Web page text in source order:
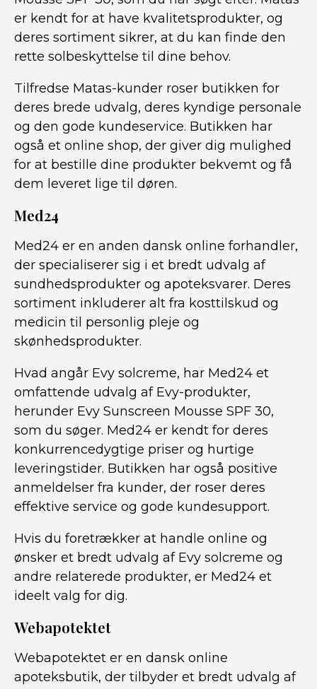
er kendt for at have kvalitetsprodukter, og
deres sortiment sikrer, at du kan finde den
rette solbeskyttelse til dine behov.
Tilfredse Matas-kunder roser butikken for
deres brede udvalg, deres kyndige personale
og den gode kundeservice. Butikken har
også et online shop, der giver dig mulighed
for at bestille dine produkter bekvemt og få
dem leveret lige til døren.
Med24
Med24 er en anden dansk online forhandler,
der specialiserer sig i et bredt udvalg af
sundhedsprodukter og apoteksvarer. Deres
sortiment inkluderer alt fra kosttilskud og
medicin til personlig pleje og
skønhedsprodukter.
Hvad angår Evy solcreme, har Med24 et
omfattende udvalg af Evy-produkter,
herunder Evy Sunscreen Mousse SPF 30,
som du søger. Med24 er kendt for deres
konkurrencedygtige priser og hurtige
leveringstider. Butikken har også positive
anmeldelser fra kunder, der roser deres
effektive service og gode kundesupport.
Hvis du foretrækker at handle online og
ønsker et bredt udvalg af Evy solcreme og
andre relaterede produkter, er Med24 et
ideelt valg for dig.
Webapotektet
Webapotektet er en dansk online
apoteksbutik, der tilbyder et bredt udvalg af